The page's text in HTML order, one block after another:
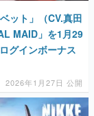
ット」（CV.真田
MAID」を1月29
グインボーナス
2026年1月27日 公開